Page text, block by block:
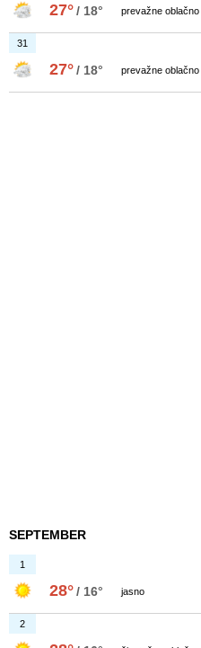
27°/ 18° prevažne oblačno
31
27°/ 18° prevažne oblačno
SEPTEMBER
1
28°/ 16° jasno
2